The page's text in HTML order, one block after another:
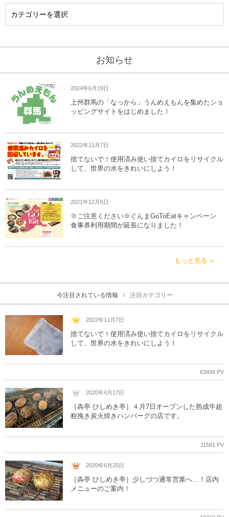
お知らせ
2024年6月19日
上州群馬の「なっから」うんめえもんを集めたショ
ッピングサイトをはじめました！
2022年11月7日
捨てないで！使用済み使い捨てカイロをリサイクル
して、世界の水をきれいにしよう！
2021年12月6日
※ご注意ください※ぐんまGoToEatキャンペーン
食事券利用期間が延長になりました！
もっと見る
今注目されている情報 注目カテゴリー
2022年11月7日
捨てないで！使用済み使い捨てカイロをリサイクル
して、世界の水をきれいにしよう！
63499 PV
2020年4月17日
［犇亭 ひしめき亭］４月7日オープンした熟成牛超
粗挽き炭火焼きハンバーグの店です。
11581 PV
2020年6月25日
［犇亭 ひしめき亭］少しづつ通常営業へ…！店内
メニューのご案内！